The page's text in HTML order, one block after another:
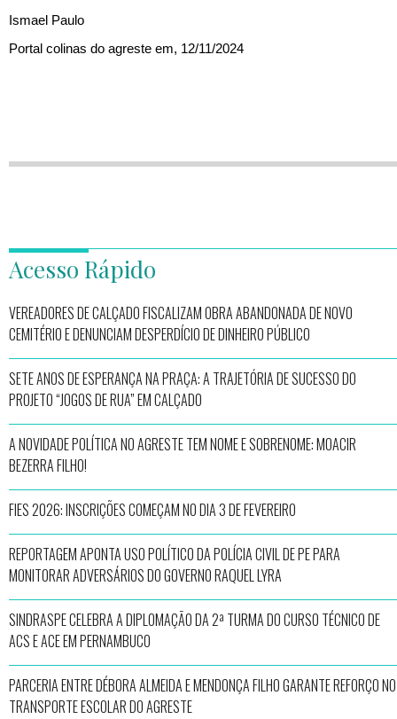
Ismael Paulo
Portal colinas do agreste em, 12/11/2024
Acesso Rápido
VEREADORES DE CALÇADO FISCALIZAM OBRA ABANDONADA DE NOVO
CEMITÉRIO E DENUNCIAM DESPERDÍCIO DE DINHEIRO PÚBLICO
SETE ANOS DE ESPERANÇA NA PRAÇA: A TRAJETÓRIA DE SUCESSO DO
PROJETO “JOGOS DE RUA” EM CALÇADO
A NOVIDADE POLÍTICA NO AGRESTE TEM NOME E SOBRENOME: MOACIR
BEZERRA FILHO!
FIES 2026: INSCRIÇÕES COMEÇAM NO DIA 3 DE FEVEREIRO
REPORTAGEM APONTA USO POLÍTICO DA POLÍCIA CIVIL DE PE PARA
MONITORAR ADVERSÁRIOS DO GOVERNO RAQUEL LYRA
SINDRASPE CELEBRA A DIPLOMAÇÃO DA 2ª TURMA DO CURSO TÉCNICO DE
ACS E ACE EM PERNAMBUCO
PARCERIA ENTRE DÉBORA ALMEIDA E MENDONÇA FILHO GARANTE REFORÇO NO
TRANSPORTE ESCOLAR DO AGRESTE